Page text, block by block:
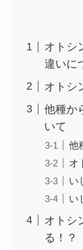
オトシ
違いに
オトシ
他種か
いて
他
オ
い
い
オトシ
る！？